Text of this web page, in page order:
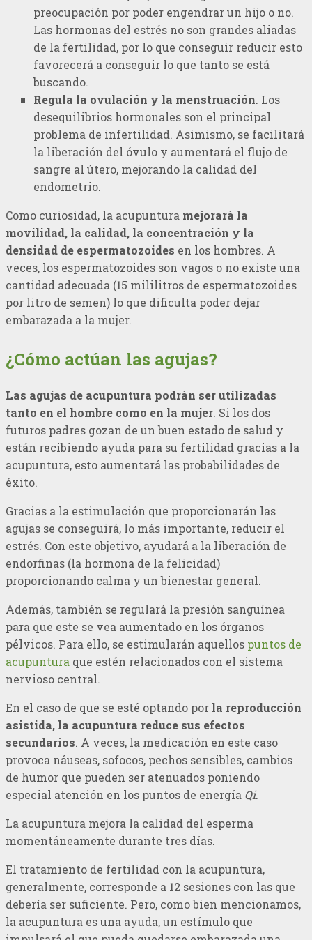
preocupación por poder engendrar un hijo o no.
Las hormonas del estrés no son grandes aliadas
de la fertilidad, por lo que conseguir reducir esto
favorecerá a conseguir lo que tanto se está
buscando.
Regula la ovulación y la menstruación. Los
desequilibrios hormonales son el principal
problema de infertilidad. Asimismo, se facilitará
la liberación del óvulo y aumentará el flujo de
sangre al útero, mejorando la calidad del
endometrio.
Como curiosidad, la acupuntura mejorará la
movilidad, la calidad, la concentración y la
densidad de espermatozoides en los hombres. A
veces, los espermatozoides son vagos o no existe una
cantidad adecuada (15 mililitros de espermatozoides
por litro de semen) lo que dificulta poder dejar
embarazada a la mujer.
¿Cómo actúan las agujas?
Las agujas de acupuntura podrán ser utilizadas
tanto en el hombre como en la mujer. Si los dos
futuros padres gozan de un buen estado de salud y
están recibiendo ayuda para su fertilidad gracias a la
acupuntura, esto aumentará las probabilidades de
éxito.
Gracias a la estimulación que proporcionarán las
agujas se conseguirá, lo más importante, reducir el
estrés. Con este objetivo, ayudará a la liberación de
endorfinas (la hormona de la felicidad)
proporcionando calma y un bienestar general.
Además, también se regulará la presión sanguínea
para que este se vea aumentado en los órganos
pélvicos. Para ello, se estimularán aquellos puntos de
acupuntura que estén relacionados con el sistema
nervioso central.
En el caso de que se esté optando por la reproducción
asistida, la acupuntura reduce sus efectos
secundarios. A veces, la medicación en este caso
provoca náuseas, sofocos, pechos sensibles, cambios
de humor que pueden ser atenuados poniendo
especial atención en los puntos de energía Qi.
La acupuntura mejora la calidad del esperma
momentáneamente durante tres días.
El tratamiento de fertilidad con la acupuntura,
generalmente, corresponde a 12 sesiones con las que
debería ser suficiente. Pero, como bien mencionamos,
la acupuntura es una ayuda, un estímulo que